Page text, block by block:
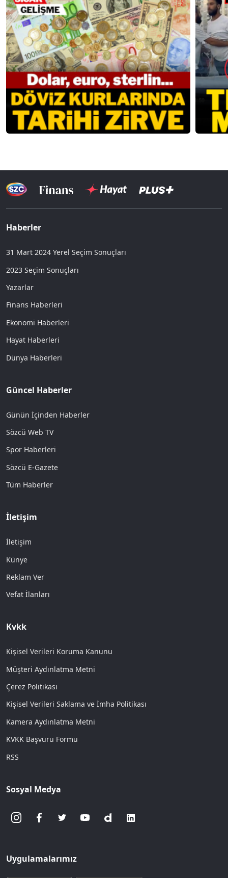
Haberler
31 Mart 2024 Yerel Seçim Sonuçları
2023 Seçim Sonuçları
Yazarlar
Finans Haberleri
Ekonomi Haberleri
Hayat Haberleri
Dünya Haberleri
Güncel Haberler
Günün İçinden Haberler
Sözcü Web TV
Spor Haberleri
Sözcü E-Gazete
Tüm Haberler
İletişim
İletişim
Künye
Reklam Ver
Vefat İlanları
Kvkk
Kişisel Verileri Koruma Kanunu
Müşteri Aydınlatma Metni
Çerez Politikası
Kişisel Verileri Saklama ve İmha Politikası
Kamera Aydınlatma Metni
KVKK Başvuru Formu
RSS
Sosyal Medya
Uygulamalarımız